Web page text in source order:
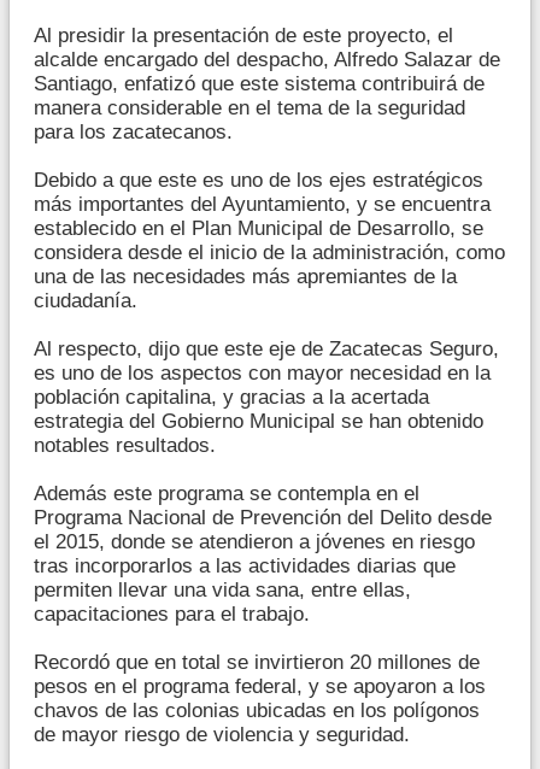
Al presidir la presentación de este proyecto, el
alcalde encargado del despacho, Alfredo Salazar de
Santiago, enfatizó que este sistema contribuirá de
manera considerable en el tema de la seguridad
para los zacatecanos.
Debido a que este es uno de los ejes estratégicos
más importantes del Ayuntamiento, y se encuentra
establecido en el Plan Municipal de Desarrollo, se
considera desde el inicio de la administración, como
una de las necesidades más apremiantes de la
ciudadanía.
Al respecto, dijo que este eje de Zacatecas Seguro,
es uno de los aspectos con mayor necesidad en la
población capitalina, y gracias a la acertada
estrategia del Gobierno Municipal se han obtenido
notables resultados.
Además este programa se contempla en el
Programa Nacional de Prevención del Delito desde
el 2015, donde se atendieron a jóvenes en riesgo
tras incorporarlos a las actividades diarias que
permiten llevar una vida sana, entre ellas,
capacitaciones para el trabajo.
Recordó que en total se invirtieron 20 millones de
pesos en el programa federal, y se apoyaron a los
chavos de las colonias ubicadas en los polígonos
de mayor riesgo de violencia y seguridad.